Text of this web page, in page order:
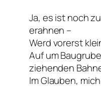
Ja, es ist noch
erahnen –
Werd vorerst
Auf um
ziehenden
Im Glauben,